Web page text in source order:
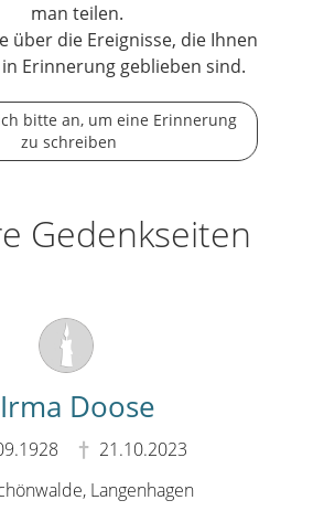
man teilen.
über die Ereignisse, die Ihnen
Erinnerung geblieben sind.
bitte an, um eine Erinnerung
zu schreiben
Gedenkseiten
Irma Doose
21.10.2023
Langenhagen